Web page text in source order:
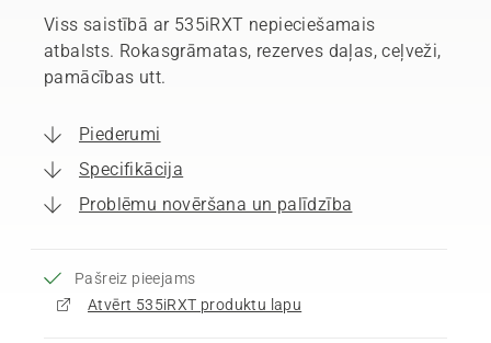
Viss saistībā ar 535iRXT nepieciešamais
atbalsts. Rokasgrāmatas, rezerves daļas, ceļveži,
pamācības utt.
Piederumi
Specifikācija
Problēmu novēršana un palīdzība
Pašreiz pieejams
Atvērt 535iRXT produktu lapu